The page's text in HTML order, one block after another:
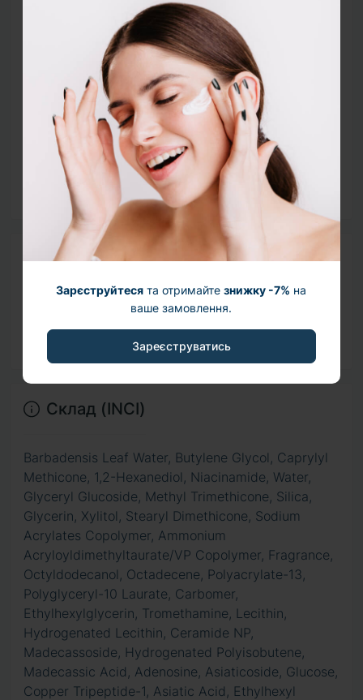
Зарєструйтеся та отримайтезнижку -7% на
ваше замовлення.
Зареєструватись
Забезпечує зберігання та передачу енергії в
клітинах, розгладжує зморшки та підвищує
пружність шкіри.
Трипептид міді - 1
Захищає шкіру від фотостаріння, сприяє
регенарації, підвищує пружність шкіри, сприяє
оновленню тканин шляхом активації синтезу
протеїнів екстрацелюлярного матриксу.
Спосіб використання
Нанесіть на очищену шкіру необхідну кількість та
рівномірно розподіліть масажними рухами до
повного поглинання.
Склад (INCI)
Barbadensis Leaf Water, Butylene Glycol, Caprylyl
Methicone, 1,2-Hexanediol, Niacinamide, Water,
Glyceryl Glucoside, Methyl Trimethicone, Silica,
Glycerin, Xylitol, Stearyl Dimethicone, Sodium
Acrylates Copolymer, Ammonium
Acryloyldimethyltaurate/VP Copolymer, Fragrance,
Octyldodecanol, Octadecene, Polyacrylate-13,
Polyglyceryl-10 Laurate, Carbomer,
Ethylhexylglycerin, Tromethamine, Lecithin,
Hydrogenated Lecithin, Ceramide NP,
Madecassoside, Hydrogenated Polyisobutene,
Madecassic Acid, Adenosine, Asiaticoside, Glucose,
Copper Tripeptide-1, Asiatic Acid, Ethylhexyl